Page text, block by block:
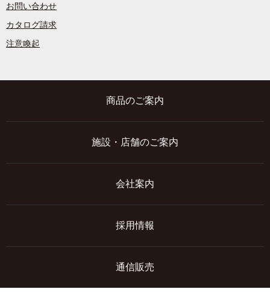
お問い合わせ
カタログ請求
注意喚起
商品のご案内
施設・店舗のご案内
会社案内
採用情報
通信販売